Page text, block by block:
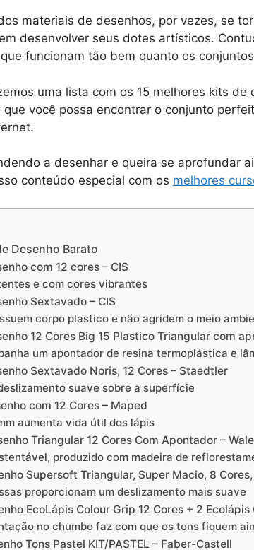
materiais de desenhos, por vezes, se
desenvolver seus dotes artísticos.
funcionam tão bem quanto os
uma lista com os 15 melhores kits de
que você possa encontrar o conjunto
a desenhar e queira se aprofundar
conteúdo especial com os melhores
Desenho Barato
com 12 cores – CIS
e com cores vibrantes
Sextavado – CIS
corpo plastico e não agridem o meio
12 Cores Big 15 Plastico Triangular com
um apontador de resina termoplástica e
Sextavado Noris, 12 Cores – Staedtler
suave sobre a superfície
com 12 Cores – Maped
aumenta vida útil dos lápis
Triangular 12 Cores Com Apontador –
produzido com madeira de
Supersoft Triangular, Super Macio, 8
proporcionam um deslizamento mais suave
EcoLápis Colour Grip 12 Cores + 2
no chumbo faz com que os tons fiquem
Tons Pastel KIT/PASTEL – Faber-Castell